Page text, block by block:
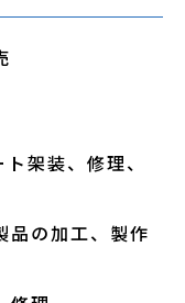
架装、修理、
品の加工、製作